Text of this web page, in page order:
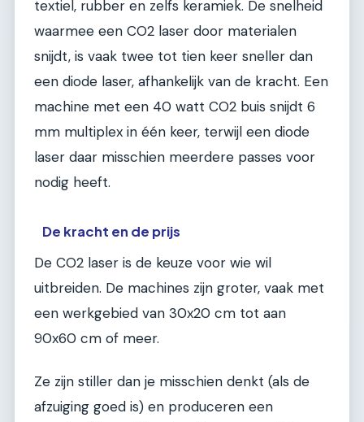
textiel, rubber en zelfs keramiek. De snelheid
waarmee een CO2 laser door materialen
snijdt, is vaak twee tot tien keer sneller dan
een diode laser, afhankelijk van de kracht. Een
machine met een 40 watt CO2 buis snijdt 6
mm multiplex in één keer, terwijl een diode
laser daar misschien meerdere passes voor
nodig heeft.
De kracht en de prijs
De CO2 laser is de keuze voor wie wil
uitbreiden. De machines zijn groter, vaak met
een werkgebied van 30x20 cm tot aan
90x60 cm of meer.
Ze zijn stiller dan je misschien denkt (als de
afzuiging goed is) en produceren een